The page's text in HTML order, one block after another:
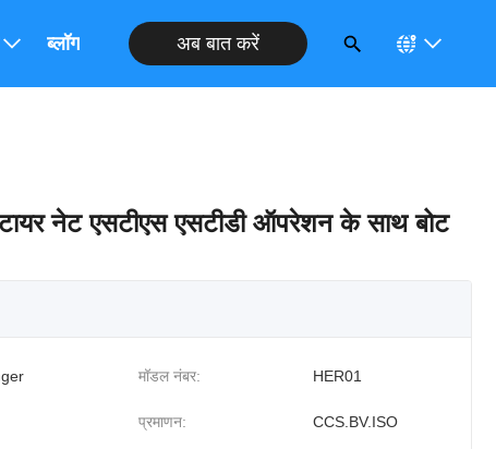
ब्लॉग अब बात करें
नेट एसटीएस एसटीडी ऑपरेशन के साथ बोट
मॉडल नंबर: HER01
प्रमाणन: CCS.BV.ISO